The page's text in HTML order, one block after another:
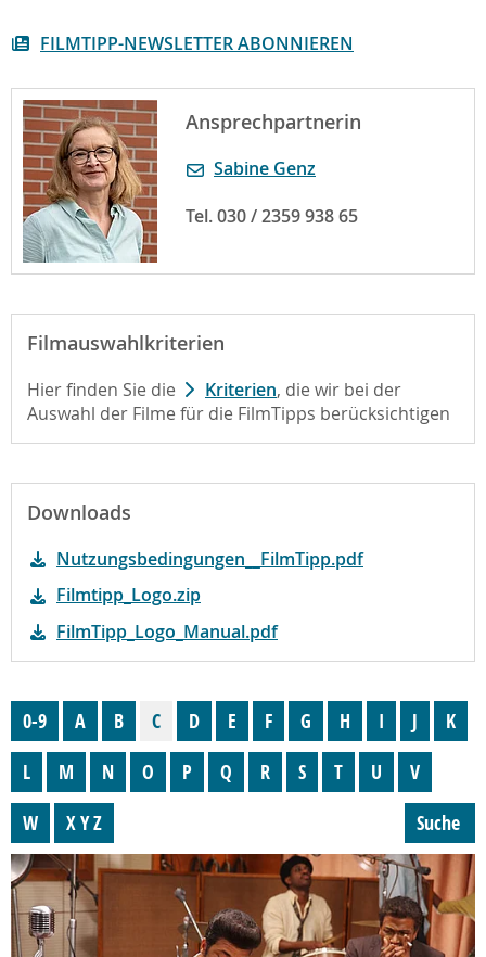
FILMTIPP-NEWSLETTER ABONNIEREN
Ansprechpartnerin
Sabine Genz
Tel. 030 / 2359 938 65
Filmauswahlkriterien
Hier finden Sie die Kriterien, die wir bei der
Auswahl der Filme für die FilmTipps berücksichtigen
Downloads
Nutzungsbedingungen__FilmTipp.pdf
Filmtipp_Logo.zip
FilmTipp_Logo_Manual.pdf
0-9 A B C D E F G H I J
K
L
M N O P Q R S T U
V
W
X Y Z Suche